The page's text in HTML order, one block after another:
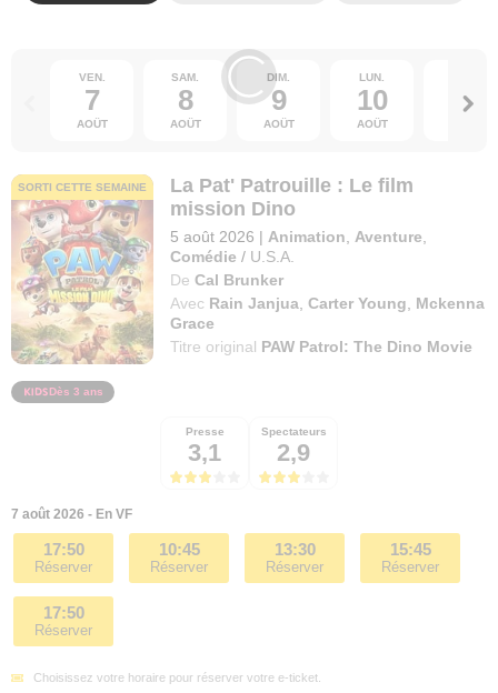
VEN.
7
AOÛT
SAM.
8
AOÛT
DIM.
9
AOÛT
LUN.
10
AOÛT
11
SORTI CETTE SEMAINE
La Pat' Patrouille : Le film
mission Dino
5 août 2026 | Animation Aventure
Comédie / U.S.A.
De Cal Brunker
Avec Rain Janjua ,Carter Young
Mckenna
Grace
Titre original PAW Patrol: The Dino Movie
Dès 3 ans
Presse
3,1
Spectateurs
2,9
7 août 2026 - En VF
17:50
Réserver
10:45
Réserver
13:30
Réserver
15:45
Réserver
17:50
Réserver
Choisissez votre horaire pour réserver votre e-ticket.